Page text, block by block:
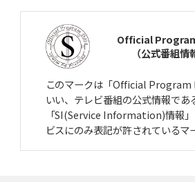
Official
（公式番組情
このマークは「Official Program
いい、テレビ番組の公式情報であ
「SI(Service Information)情報
ビスにのみ表記が許されているマ